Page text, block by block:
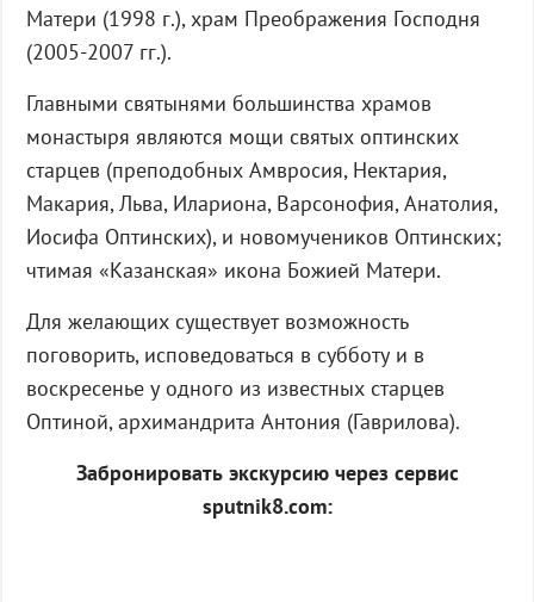
Матери (1998 г.), храм Преображения Господня
(2005-2007 гг.).
Главными святынями большинства храмов
монастыря являются мощи святых оптинских
старцев (преподобных Амвросия, Нектария,
Макария, Льва, Илариона, Варсонофия, Анатолия,
Иосифа Оптинских), и новомучеников Оптинских;
чтимая «Казанская» икона Божией Матери.
Для желающих существует возможность
поговорить, исповедоваться в субботу и в
воскресенье у одного из известных старцев
Оптиной, архимандрита Антония (Гаврилова).
Забронировать экскурсию через сервис
sputnik8.com: